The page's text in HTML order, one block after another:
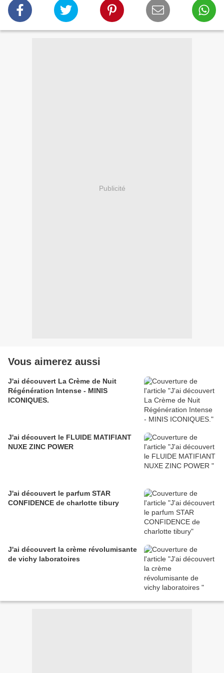
Publicité
Vous aimerez aussi
J'ai découvert La Crème de Nuit
Régénération Intense - MINIS
ICONIQUES.
J'ai découvert le FLUIDE MATIFIANT
NUXE ZINC POWER
J'ai découvert le parfum STAR
CONFIDENCE de charlotte tibury
J'ai découvert la crème révolumisante
de vichy laboratoires